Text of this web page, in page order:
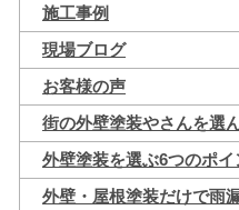
施工事例
現場ブログ
お客様の声
街の外壁塗装やさんを選
外壁塗装を選ぶ6つのポイ
外壁・屋根塗装だけで雨